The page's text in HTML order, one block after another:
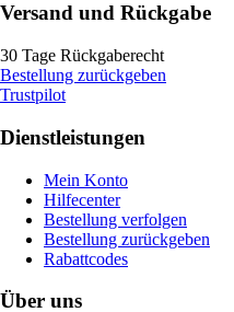
Versand und Rückgabe
30 Tage Rückgaberecht
Bestellung zurückgeben
Trustpilot
Dienstleistungen
Mein Konto
Hilfecenter
Bestellung verfolgen
Bestellung zurückgeben
Rabattcodes
Über uns